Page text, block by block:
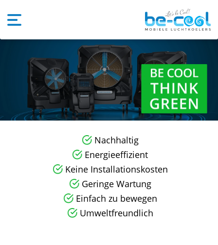
Nachhaltig
Energieeffizient
Keine Installationskosten
Geringe Wartung
Einfach zu bewegen
Umweltfreundlich